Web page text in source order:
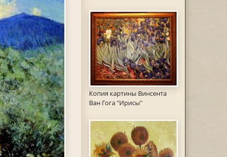
Копия картины Винсента
Ван Гога "Ирисы"